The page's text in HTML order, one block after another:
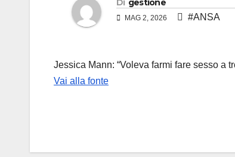
Di gestione
MAG 2, 2026 #ANSA
Jessica Mann: “Voleva farmi fare sesso a
Vai alla fonte